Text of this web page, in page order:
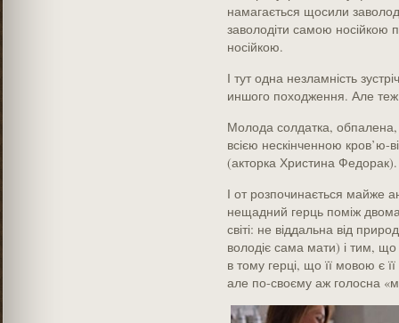
намагається щосили
заволодіти самою носійкою
носійкою.
І тут одна незламність
иншого походження. Але
Молода солдатка,
всією нескінченною кров’ю-
(акторка Христина Федорак).
І от розпочинається майже
нещадний герць поміж
світі: не віддальна від
володіє сама мати) і тим, що
в тому герці, що її мовою є її
але по-своєму аж голосна